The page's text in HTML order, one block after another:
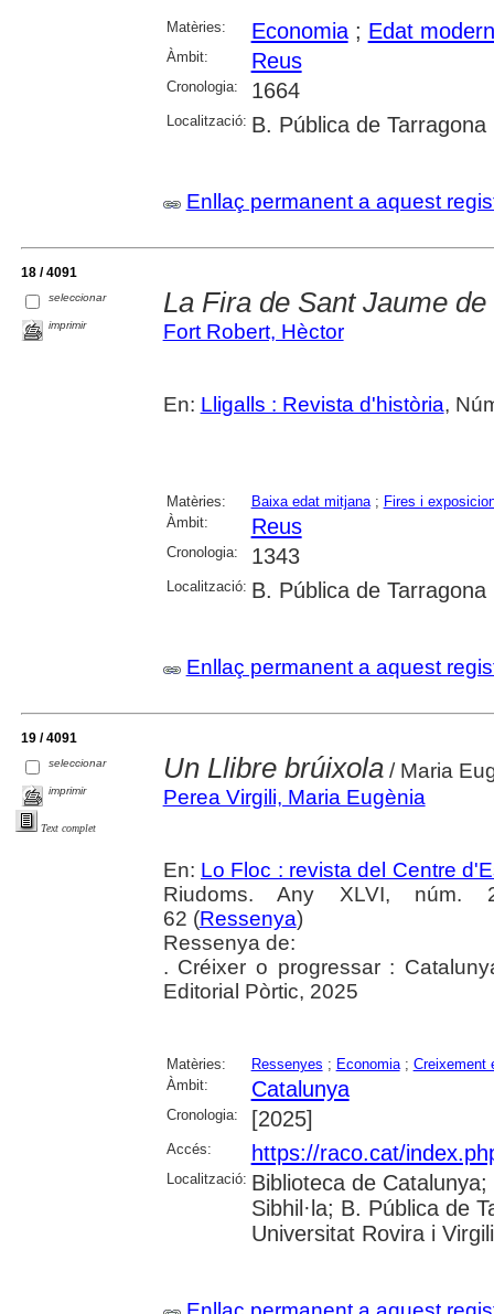
Matèries: Economia; Edat
Àmbit: Reus
Cronologia: 1664
Localització: B. Pública de Tarragona
Enllaç permanent a aquest
18 / 4091
seleccionar
imprimir
La Fira de Sant Jaume
Fort Robert, Hèctor
En: Lligalls : Revista d'història,
Matèries: Baixa edat mitjana; Fires i
Àmbit:
Reus
Cronologia: 1343
Localització: B. Pública de Tarragona
Enllaç permanent a aquest
19 / 4091
seleccionar
imprimir
Text complet
Un Llibre brúixola/ Maria
Perea Virgili, Maria Eugènia
En: Lo Floc : revista del Centre
Riudoms. Any XLVI, núm.
62 (Ressenya)
Ressenya de:
. Créixer o progressar :
Editorial Pòrtic, 2025
Matèries: Ressenyes ; Economia; Creixement
Àmbit:
Catalunya
Cronologia: [2025]
Accés: https://raco.cat/
Localització: Biblioteca de
Sibhil·la; B. Pública de
Universitat Rovira i Virgili